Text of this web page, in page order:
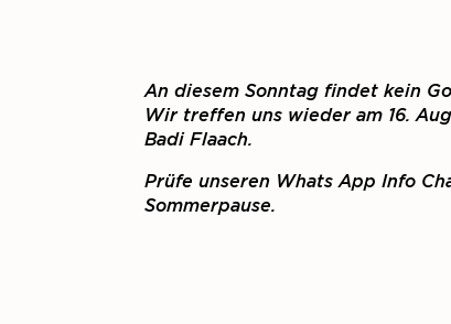
An diesem Sonntag findet kein
Wir treffen uns wieder am 16.
Badi Flaach.
Prüfe unseren Whats App Info
Sommerpause.